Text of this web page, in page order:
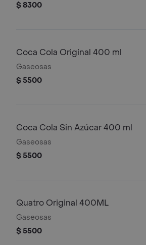
$ 8300
Coca Cola Original 400 ml
Gaseosas
$ 5500
Coca Cola Sin Azúcar 400 ml
Gaseosas
$ 5500
Quatro Original 400ML
Gaseosas
$ 5500